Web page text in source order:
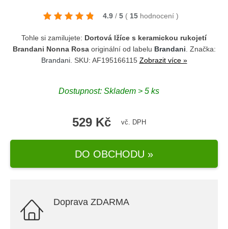
4.9 / 5 ( 15 hodnocení )
Tohle si zamilujete: Dortová lžíce s keramickou rukojetí
Brandani Nonna Rosaoriginální od labelu Brandani . Značka:
Brandani. SKU: AF195166115 Zobrazit více »
Dostupnost: Skladem > 5 ks
529 Kč vč. DPH
DO OBCHODU »
Doprava ZDARMA